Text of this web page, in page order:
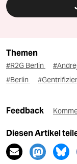
Themen
#R2G Berlin
#Berlin
Feedback
Diesen Artikel